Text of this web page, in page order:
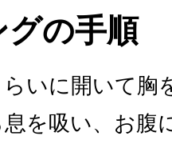
グの手順
いに開いて胸
息を吸い、お腹